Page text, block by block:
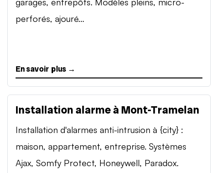
perforés, ajouré...
En savoir plus →
Installation alarme à Mont-Tramelan
Installation d'alarmes anti-intrusion à {city} :
maison, appartement, entreprise. Systèmes
Ajax, Somfy Protect, Honeywell, Paradox.